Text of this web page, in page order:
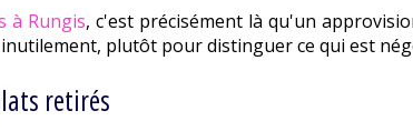
à Rungis, c'est précisément là qu'un
plutôt pour distinguer ce qui est
retirés